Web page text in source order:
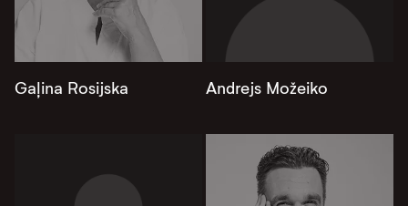
Gaļina Rosijska Andrejs Možeiko